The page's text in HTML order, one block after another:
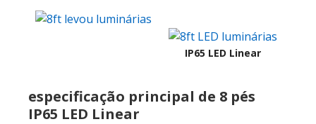
IP65 LED Linear
especificação principal de 8 pés
IP65 LED Linear